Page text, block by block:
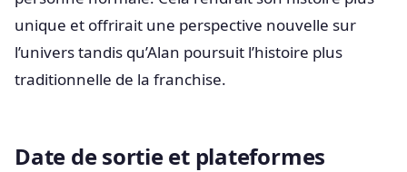
unique et offrirait une perspective nouvelle sur
l’univers tandis qu’Alan poursuit l’histoire plus
traditionnelle de la franchise.
Date de sortie et plateformes